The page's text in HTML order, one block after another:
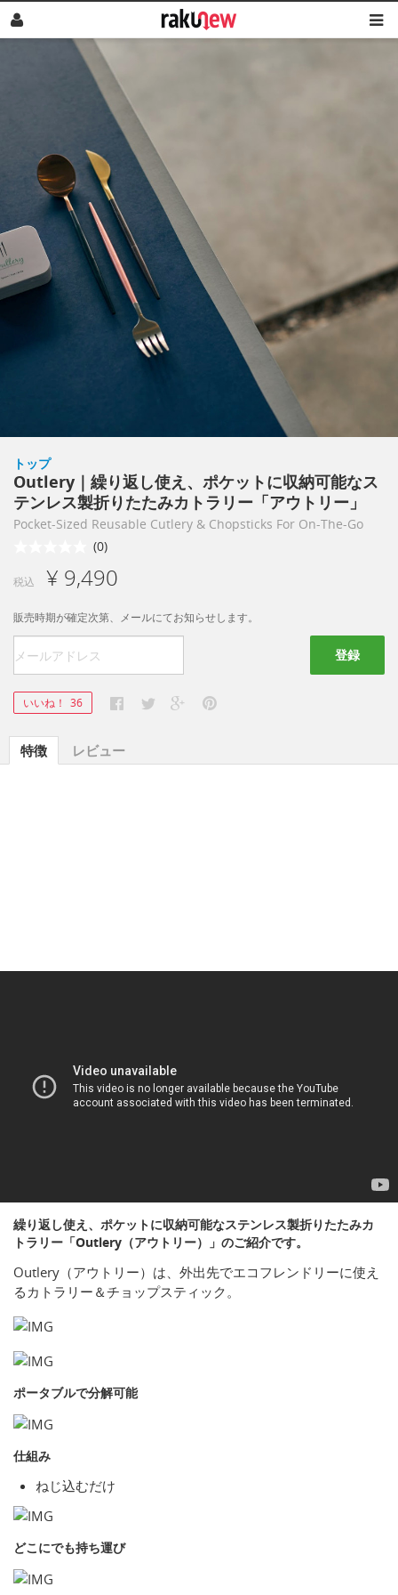
トップ
Outlery｜繰り返し使え、ポケットに収納可能なス
テンレス製折りたたみカトラリー「アウトリー」
Pocket-Sized Reusable Cutlery & Chopsticks For On-The-Go
(0)
税込 ¥ 9,490
販売時期が確定次第、メールにてお知らせします。
登録
いいね！ 36
特徴 レビュー
繰り返し使え、ポケットに収納可能なステンレス製折りたたみカ
トラリー「Outlery（アウトリー）」のご紹介です。
Outlery（アウトリー）は、外出先でエコフレンドリーに使え
るカトラリー＆チョップスティック。
ポータブルで分解可能
仕組み
ねじ込むだけ
どこにでも持ち運び